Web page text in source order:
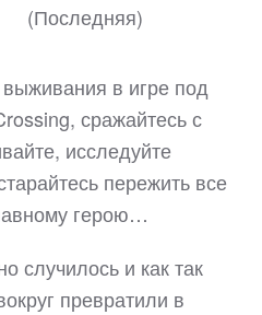
(Последняя)
в игре под
сражайтесь с
исследуйте
пережить все
герою…
случилось и как так
превратили в